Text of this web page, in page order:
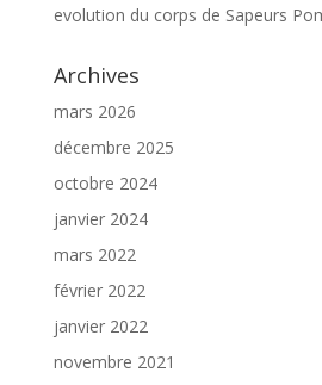
evolution du corps de Sapeurs
Archives
mars 2026
décembre 2025
octobre 2024
janvier 2024
mars 2022
février 2022
janvier 2022
novembre 2021